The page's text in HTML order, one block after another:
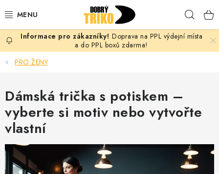
na
PRO ŽENY
PRO MUŽE
PRO DĚTI
DOPLŇKY
PRO PÁRY
VLASTNÍ MOTIV
Doprava na PPL výdejní místa
a do PPL boxů zdarma!
PRO ŽENY
Dámská trička s potiskem –
vyberte si motiv nebo vytvořte
vlastní